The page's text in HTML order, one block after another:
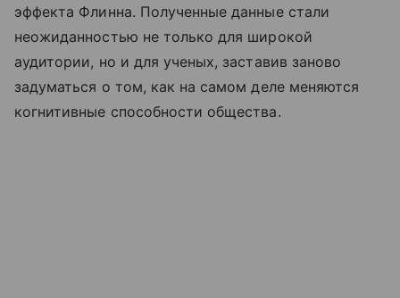
эффекта Флинна. Полученные данные стали
неожиданностью не только для широкой
аудитории, но и для ученых, заставив заново
задуматься о том, как на самом деле меняются
когнитивные способности общества.